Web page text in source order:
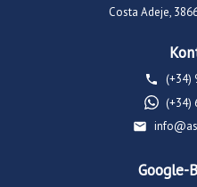
Costa Adeje,
(+34)
(+34)
Google-